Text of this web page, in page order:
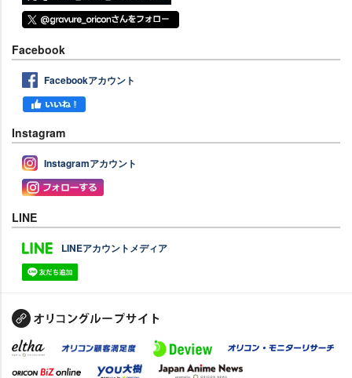
Facebook
Facebookアカウント
Instagram
Instagramアカウント
LINE
LINEアカウントメディア